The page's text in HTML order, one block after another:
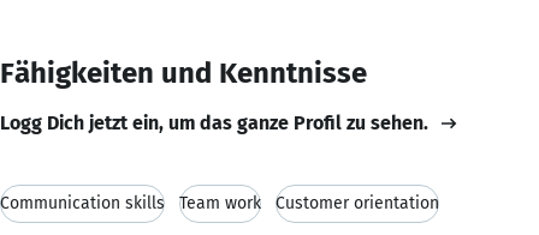
Fähigkeiten und Kenntnisse
Logg Dich jetzt ein, um das ganze Profil zu sehen.
Communication skills Team work Customer orientation